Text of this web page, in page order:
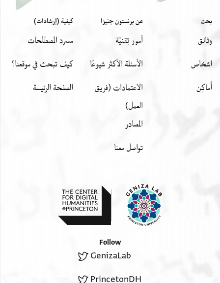
بحث
وثائق
اشخاص
أَماكِن
عن برنستون جنيزا
أمور تِقنيّة
الأسئلة الأكثر شيوعًا
الاعتمادات (فريق
العمل)
المصادر
تواصل معنا
كيفية (إرشادات)
مسرد المصطلحات
كيف تبحث في موقعنا؟
الصفحة الرئيسة
Follow
GenizaLab
PrincetonDH